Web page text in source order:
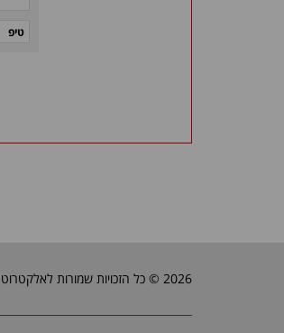
טיפ
2026 © כל הזכויות שמורות לאלקטרוטרם שיווק בע"מ, אין להעתיק, לשכפל טקסטים, תמונות וכל חומר אחר באתר זה ללא אישור בעלי החברה.